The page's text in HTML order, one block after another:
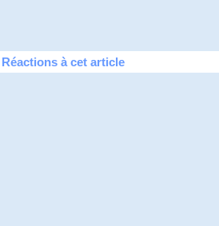
Réactions à cet article